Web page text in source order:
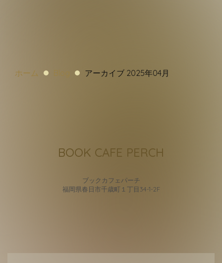
ホーム Blog アーカイブ 2025年04月
BOOK CAFE PERCH
ブックカフェパーチ
福岡県春日市千歳町１丁目34-1-2F